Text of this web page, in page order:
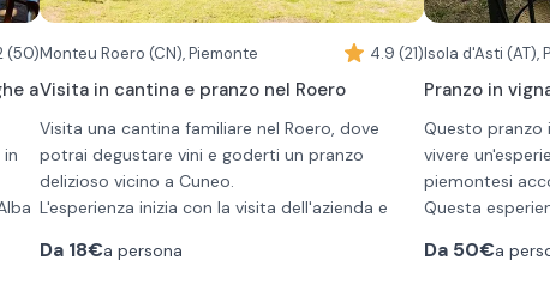
(50)
a
Monteu Roero (CN), Piemonte 4.9 (21)
Visita in cantina e pranzo nel Roero
Visita una cantina familiare nel Roero, dove
potrai degustare vini e goderti un pranzo
delizioso vicino a Cuneo.
L'esperienza inizia con la visita dell'azienda e
vini. Il pranzo prevede un menù fisso che
Da 18€a persona
Isola d'Asti (AT),
Pranzo in
Questo pranzo
vivere
piemontesi
Questa
Primavera sulle
Da 50€a